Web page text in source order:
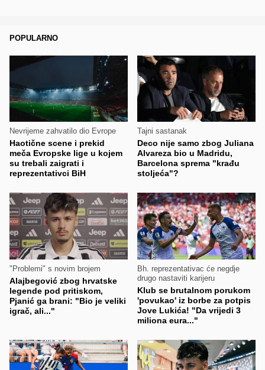
POPULARNO
Nevrijeme zahvatilo dio Evrope
Haotične scene i prekid
meča Evropske lige u kojem
su trebali zaigrati i
reprezentativci BiH
Tajni sastanak
Deco nije samo zbog Juliana
Alvareza bio u Madridu,
Barcelona sprema "krađu
stoljeća"?
"Problemi" s novim brojem
Alajbegović zbog hrvatske
legende pod pritiskom,
Pjanić ga brani: "Bio je veliki
igrač, ali..."
Bh. reprezentativac će negdje
drugo nastaviti karijeru
Klub se brutalnom porukom
'povukao' iz borbe za potpis
Jove Lukića! "Da vrijedi 3
miliona eura..."